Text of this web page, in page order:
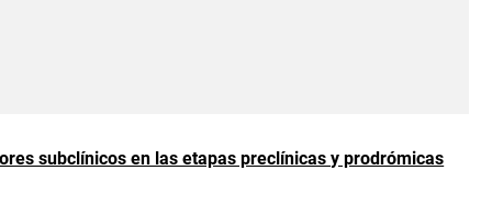
subclínicos en las etapas preclínicas y prodrómicas